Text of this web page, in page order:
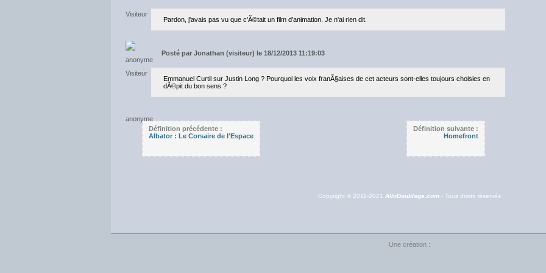
Pardon, j'avais pas vu que c'Ã©tait un film d'animation. Je n'ai rien dit.
Posté par Jonathan (visiteur) le 18/12/2013 11:19:03
Emmanuel Curtil sur Justin Long ? Pourquoi les voix franÃ§aises de cet acteurs sont-elles toujours choisies en
dÃ©pit du bon sens ?
Définition précédente :
Albator : Le Corsaire de l'Espace
Définition suivante :
Homefront
Copyright © 2011-2021 AlloDoublage.com - Tous droits réservés
Une création :